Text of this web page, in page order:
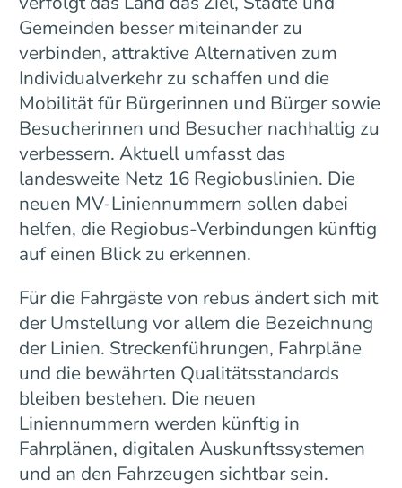
Gemeinden besser miteinander zu
verbinden, attraktive Alternativen zum
Individualverkehr zu schaffen und die
Mobilität für Bürgerinnen und Bürger sowie
Besucherinnen und Besucher nachhaltig zu
verbessern. Aktuell umfasst das
landesweite Netz 16 Regiobuslinien. Die
neuen MV-Liniennummern sollen dabei
helfen, die Regiobus-Verbindungen künftig
auf einen Blick zu erkennen.
Für die Fahrgäste von rebus ändert sich mit
der Umstellung vor allem die Bezeichnung
der Linien. Streckenführungen, Fahrpläne
und die bewährten Qualitätsstandards
bleiben bestehen. Die neuen
Liniennummern werden künftig in
Fahrplänen, digitalen Auskunftssystemen
und an den Fahrzeugen sichtbar sein.